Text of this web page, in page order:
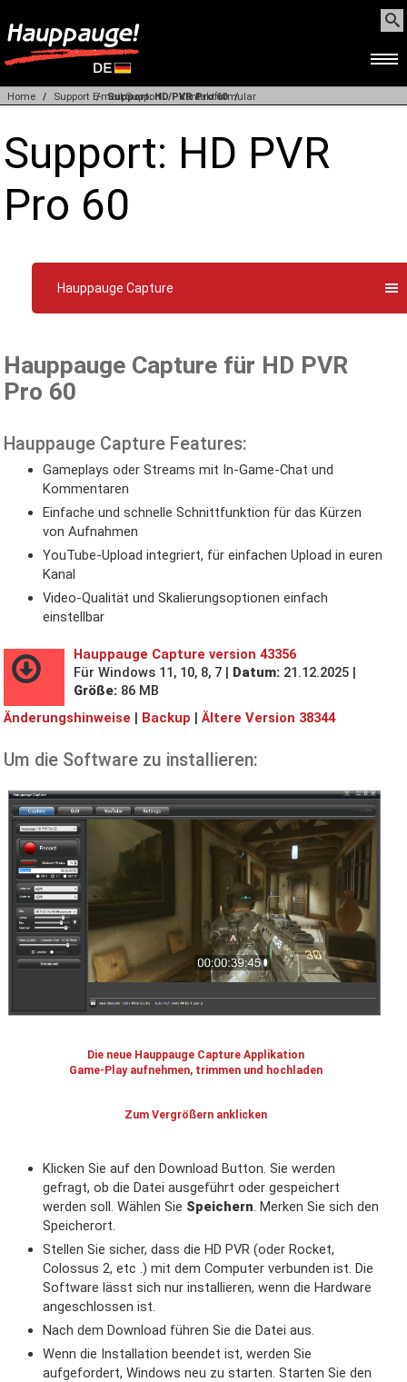
PRODUKTE
WEBSHOP
Home Support Support: HD PVR Pro 60
E-mail Support Kontaktformular
Support: HD PVR
Pro 60
Hauppauge Capture
Hauppauge Capture für HD PVR
Pro 60
Hauppauge Capture Features:
Gameplays oder Streams mit In-Game-Chat und
Kommentaren
Einfache und schnelle Schnittfunktion für das Kürzen
von Aufnahmen
YouTube-Upload integriert, für einfachen Upload in euren
Kanal
Video-Qualität und Skalierungsoptionen einfach
einstellbar
Hauppauge Capture version 43356
Für Windows 11, 10, 8, 7 | Datum: 21.12.2025 |
Größe:86 MB
Änderungshinweise | Backup | Ältere Version 38344
Um die Software zu installieren:
Die neue Hauppauge Capture Applikation
Game-Play aufnehmen, trimmen und hochladen
Zum Vergrößern anklicken
Klicken Sie auf den Download Button. Sie werden
gefragt, ob die Datei ausgeführt oder gespeichert
werden soll. Wählen Sie Speichern. Merken Sie sich den
Speicherort.
Stellen Sie sicher, dass die HD PVR (oder Rocket,
Colossus 2, etc .) mit dem Computer verbunden ist. Die
Software lässt sich nur installieren, wenn die Hardware
angeschlossen ist.
Nach dem Download führen Sie die Datei aus.
Wenn die Installation beendet ist, werden Sie
aufgefordert, Windows neu zu starten. Starten Sie den